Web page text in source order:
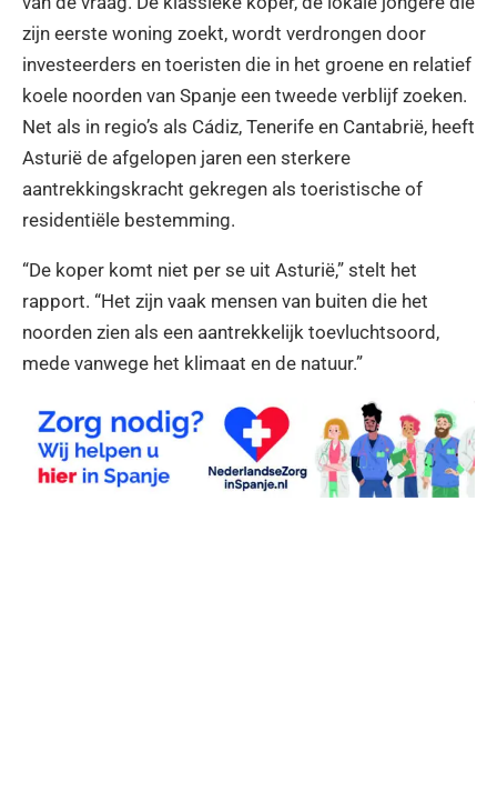
zijn eerste woning zoekt, wordt verdrongen door
investeerders en toeristen die in het groene en relatief
koele noorden van Spanje een tweede verblijf zoeken.
Net als in regio’s als Cádiz, Tenerife en Cantabrië, heeft
Asturië de afgelopen jaren een sterkere
aantrekkingskracht gekregen als toeristische of
residentiële bestemming.
“De koper komt niet per se uit Asturië,” stelt het
rapport. “Het zijn vaak mensen van buiten die het
noorden zien als een aantrekkelijk toevluchtsoord,
mede vanwege het klimaat en de natuur.”